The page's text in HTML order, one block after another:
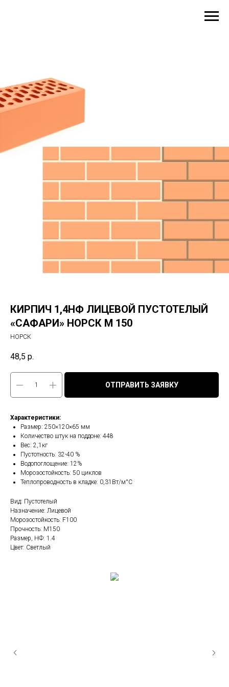
КИРПИЧ 1,4НФ ЛИЦЕВОЙ ПУСТОТЕЛЫЙ
«САФАРИ» НОРСК М 150
НОРСК
48,5 р.
ОТПРАВИТЬ ЗАЯВКУ
Характеристики:
Размер: 250×120×65 мм
Количество штук на поддоне: 448
Вес: 2,1кг
Пустотность: 32-40 %
Водопоглощение: 12%
Морозостойкость: 50 циклов
Теплопроводность в кладке: 0,31Вт/м°С
Вид: Пустотелый
Назначение: Лицевой
Морозостойкость: F100
Прочность: М150
Размер, НФ: 1.4
Цвет: Светлый